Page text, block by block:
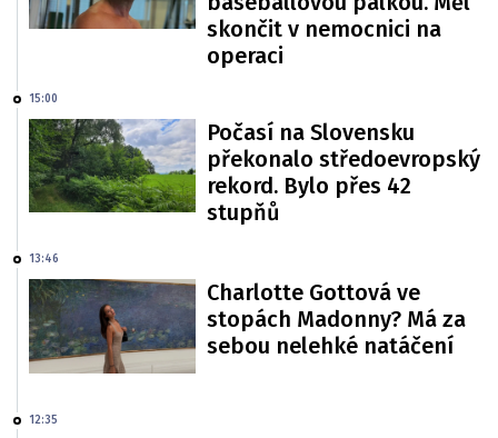
skončit v nemocnici na
operaci
15:00
Počasí na Slovensku
překonalo středoevropský
rekord. Bylo přes 42
stupňů
13:46
Charlotte Gottová ve
stopách Madonny? Má za
sebou nelehké natáčení
12:35